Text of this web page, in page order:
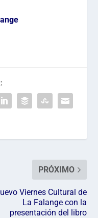
PRÓXIMO
Viernes Cultural de
La Falange con la
presentación del libro